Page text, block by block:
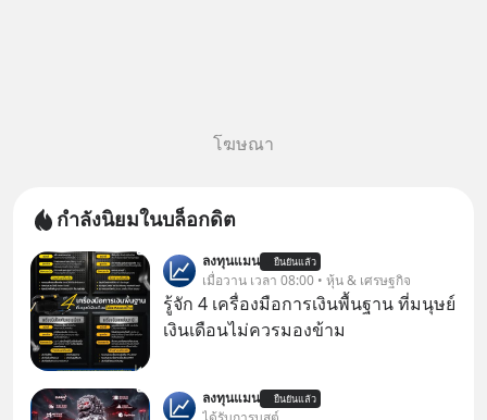
โฆษณา
กำลังนิยมในบล็อกดิต
ลงทุนแมน ยืนยันแล้ว
เมื่อวาน เวลา 08:00 • หุ้น & เศรษฐกิจ
รู้จัก 4 เครื่องมือการเงินพื้นฐาน ที่มนุษย์
เงินเดือนไม่ควรมองข้าม
ลงทุนแมน ยืนยันแล้ว